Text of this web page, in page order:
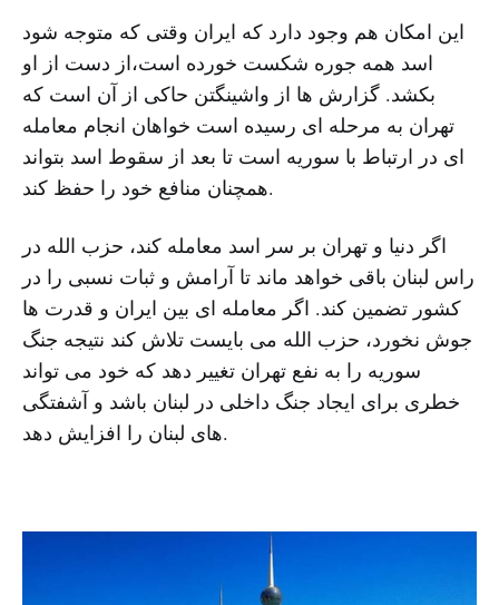
این امکان هم وجود دارد که ایران وقتی که متوجه شود
اسد همه جوره شکست خورده است،از دست از او
بکشد. گزارش ها از واشینگتن حاکی از آن است که
تهران به مرحله ای رسیده است خواهان انجام معامله
ای در ارتباط با سوریه است تا بعد از سقوط اسد بتواند
همچنان منافع خود را حفظ کند.
اگر دنیا و تهران بر سر اسد معامله کند، حزب الله در
راس لبنان باقی خواهد ماند تا آرامش و ثبات نسبی را در
کشور تضمین کند. اگر معامله ای بین ایران و قدرت ها
جوش نخورد، حزب الله می بایست تلاش کند نتیجه جنگ
سوریه را به نفع تهران تغییر دهد که خود می تواند
خطری برای ایجاد جنگ داخلی در لبنان باشد و آشفتگی
های لبنان را افزایش دهد.